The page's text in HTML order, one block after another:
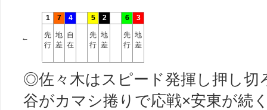
←
1
先
行
7
地
差
4
自
在
5
先
行
2
地
差
6
先
行
3
地
差
◎佐々木はスピード発揮し押し
谷がカマシ捲りで応戦×安東が続